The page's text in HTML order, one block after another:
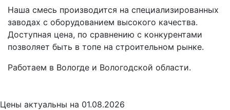
Наша смесь производится на специализированных
заводах с оборудованием высокого качества.
Доступная цена, по сравнению с конкурентами
позволяет быть в топе на строительном рынке.
Работаем в Вологде и Вологодской области.
Цены актуальны на 01.08.2026